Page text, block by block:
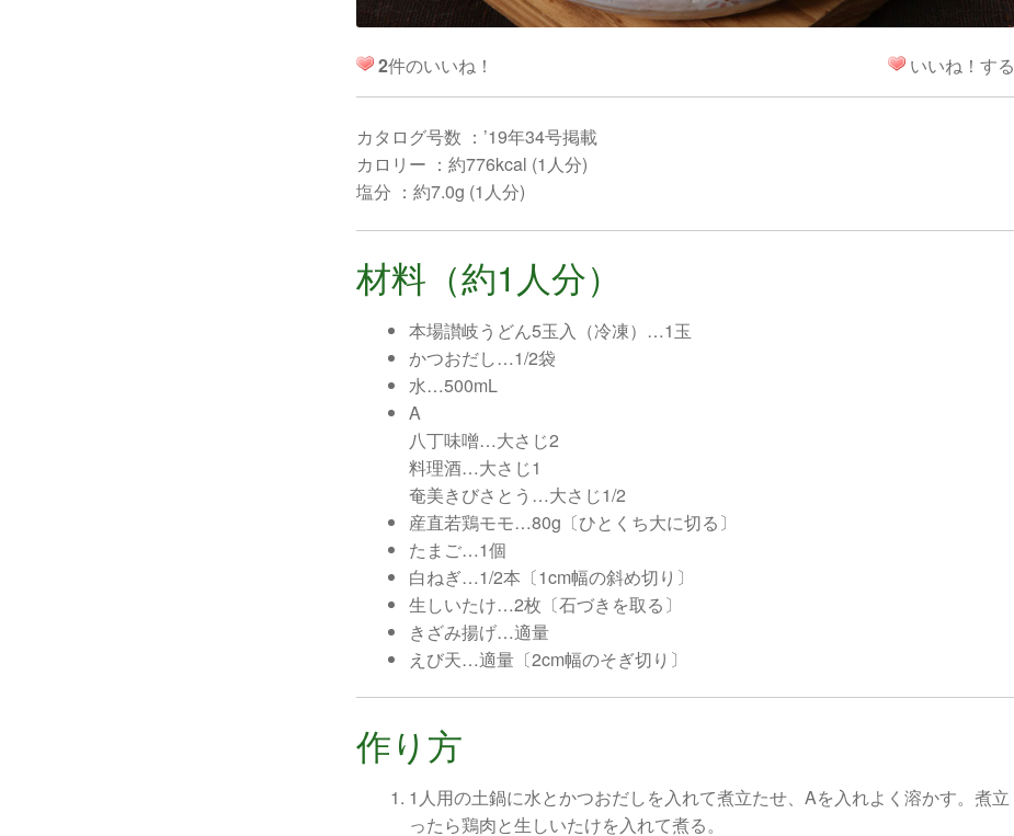
2件のいいね！ いいね！する
カタログ号数 ：’19年34号掲載
カロリー ：約776kcal (1人分)
塩分 ：約7.0g (1人分)
材料（約1人分）
本場讃岐うどん5玉入（冷凍）…1玉
かつおだし…1/2袋
水…500mL
A
八丁味噌…大さじ2
料理酒…大さじ1
奄美きびさとう…大さじ1/2
産直若鶏モモ…80g〔ひとくち大に切る〕
たまご…1個
白ねぎ…1/2本〔1cm幅の斜め切り〕
生しいたけ…2枚〔石づきを取る〕
きざみ揚げ…適量
えび天…適量〔2cm幅のそぎ切り〕
作り方
1人用の土鍋に水とかつおだしを入れて煮立たせ、Aを入れよく溶かす。煮立
ったら鶏肉と生しいたけを入れて煮る。